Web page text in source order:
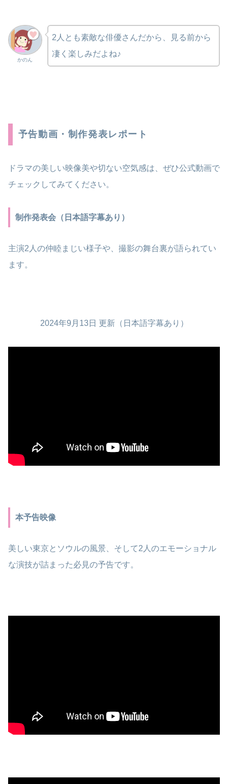
かのん
2人とも素敵な俳優さんだから、見る前から
凄く楽しみだよね♪
予告動画・制作発表レポート
ドラマの美しい映像美や切ない空気感は、ぜひ公式動画で
チェックしてみてください。
制作発表会（日本語字幕あり）
主演2人の仲睦まじい様子や、撮影の舞台裏が語られてい
ます。
2024年9月13日 更新（日本語字幕あり）
本予告映像
美しい東京とソウルの風景、そして2人のエモーショナル
な演技が詰まった必見の予告です。